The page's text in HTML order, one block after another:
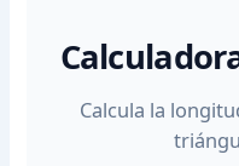
Calcula la